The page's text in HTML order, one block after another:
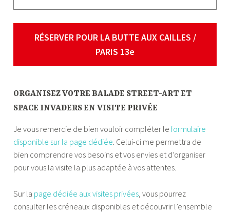
RÉSERVER POUR LA BUTTE AUX CAILLES /
PARIS 13e
ORGANISEZ VOTRE BALADE STREET-ART ET
SPACE INVADERS EN VISITE PRIVÉE
Je vous remercie de bien vouloir compléter leformulaire
disponible sur la page dédiée . Celui-ci me permettra de
bien comprendre vos besoins et vos envies et d’organiser
pour vous la visite la plus adaptée à vos attentes.
Sur la page dédiée aux visites privées , vous pourrez
consulter les créneaux disponibles et découvrir l’ensemble